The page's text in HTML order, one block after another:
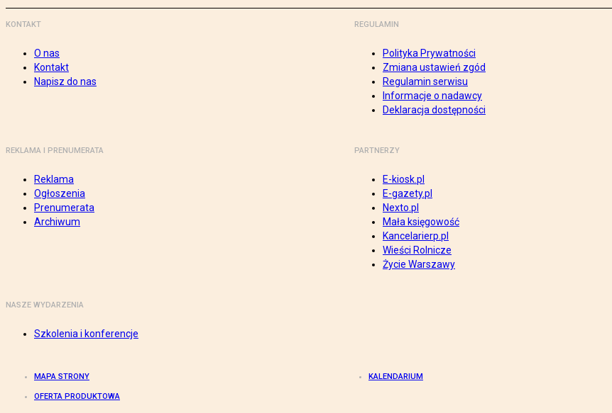
KONTAKT
O nas
Kontakt
Napisz do nas
REGULAMIN
Polityka Prywatności
Zmiana ustawień zgód
Regulamin serwisu
Informacje o nadawcy
Deklaracja dostępności
REKLAMA I PRENUMERATA
Reklama
Ogłoszenia
Prenumerata
Archiwum
PARTNERZY
E-kiosk.pl
E-gazety.pl
Nexto.pl
Mała księgowość
Kancelarierp.pl
Wieści Rolnicze
Życie Warszawy
NASZE WYDARZENIA
Szkolenia i konferencje
MAPA STRONY KALENDARIUM
OFERTA PRODUKTOWA